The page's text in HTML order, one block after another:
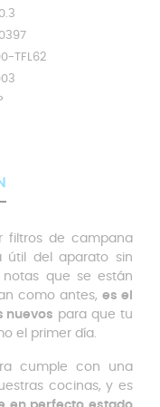
TFL62
filtros de campana
útil del aparato sin
que se están
como antes,es el
nuevos para que tu
el primer día.
cumple con una
cocinas, y es